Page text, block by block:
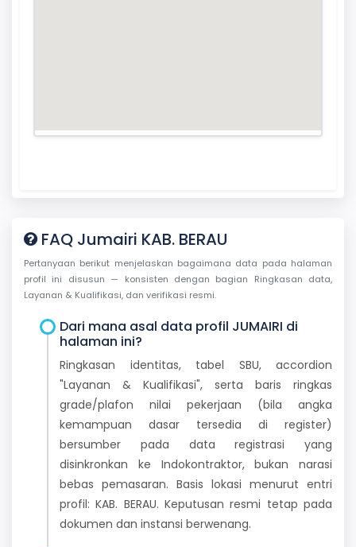
FAQ Jumairi KAB. BERAU
Pertanyaan berikut menjelaskan bagaimana data pada halaman
profil ini disusun — konsisten dengan bagian Ringkasan data,
Layanan & Kualifikasi, dan verifikasi resmi.
Dari mana asal data profil JUMAIRI di
halaman ini?
Ringkasan identitas, tabel SBU, accordion
"Layanan & Kualifikasi", serta baris ringkas
grade/plafon nilai pekerjaan (bila angka
kemampuan dasar tersedia di register)
bersumber pada data registrasi yang
disinkronkan ke Indokontraktor, bukan narasi
bebas pemasaran. Basis lokasi menurut entri
profil: KAB. BERAU. Keputusan resmi tetap pada
dokumen dan instansi berwenang.